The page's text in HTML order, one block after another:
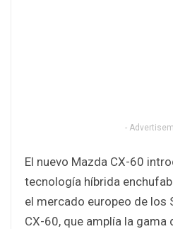
-
El nuevo Mazda CX-60
tecnología híbrida
el mercado europeo de los
CX-60, que amplía la gama